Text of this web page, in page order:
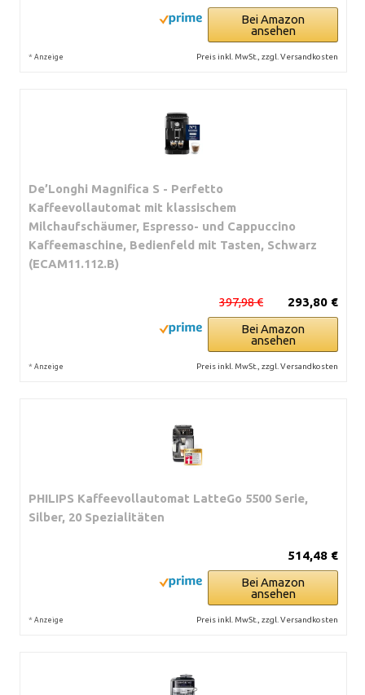
Bei Amazon
ansehen
* Anzeige Preis inkl. MwSt., zzgl. Versandkosten
De’Longhi Magnifica S - Perfetto
Kaffeevollautomat mit klassischem
Milchaufschäumer, Espresso- und Cappuccino
Kaffeemaschine, Bedienfeld mit Tasten, Schwarz
(ECAM11.112.B)
293,80 €
397,98 €
Bei Amazon
ansehen
* Anzeige Preis inkl. MwSt., zzgl. Versandkosten
PHILIPS Kaffeevollautomat LatteGo 5500 Serie,
Silber, 20 Spezialitäten
514,48 €
Bei Amazon
ansehen
* Anzeige Preis inkl. MwSt., zzgl. Versandkosten